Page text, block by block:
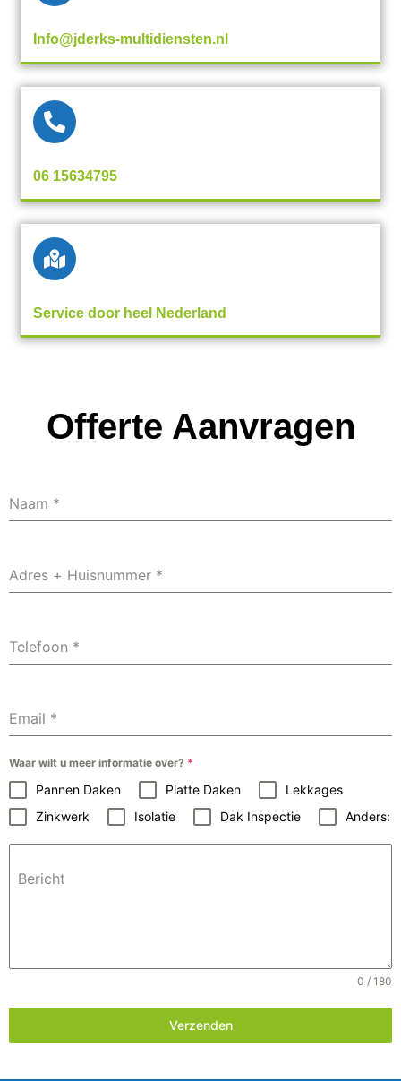
Info@jderks-multidiensten.nl
06 15634795
Service door heel Nederland
Offerte Aanvragen
Naam *
Adres + Huisnummer *
Telefoon *
Email *
Waar wilt u meer informatie over? *
Pannen Daken Platte Daken
Lekkages
Zinkwerk
Isolatie Dak Inspectie Anders:
Bericht
0 / 180
Verzenden